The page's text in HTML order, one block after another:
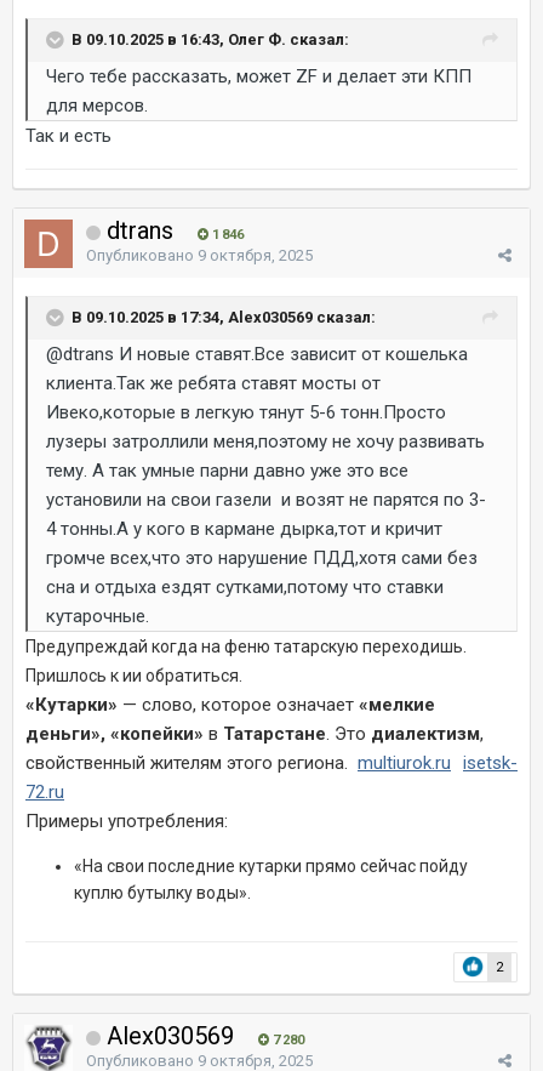
В 09.10.2025 в 16:43, Олег Ф. сказал:
Чего тебе рассказать, может ZF и делает эти КПП
для мерсов.
Так и есть
dtrans 1 846
Опубликовано 9 октября, 2025
В 09.10.2025 в 17:34, Alex030569 сказал:
@dtrans И новые ставят.Все зависит от кошелька
клиента.Так же ребята ставят мосты от
Ивеко,которые в легкую тянут 5-6 тонн.Просто
лузеры затроллили меня,поэтому не хочу развивать
тему. А так умные парни давно уже это все
установили на свои газели и возят не парятся по 3-
4 тонны.А у кого в кармане дырка,тот и кричит
громче всех,что это нарушение ПДД,хотя сами без
сна и отдыха ездят сутками,потому что ставки
кутарочные.
Предупреждай когда на феню татарскую переходишь.
Пришлось к ии обратиться.
«Кутарки» — слово, которое означает «мелкие
деньги», «копейки» в Татарстане . Это диалектизм,
свойственный жителям этого региона.
multiurok.ru
isetsk-
72.ru
Примеры употребления:
«На свои последние кутарки прямо сейчас пойду
куплю бутылку воды».
2
Alex030569 7 280
Опубликовано 9 октября, 2025